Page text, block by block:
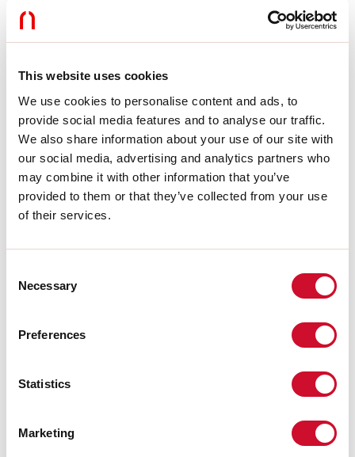
This website uses cookies
We use cookies to personalise content and ads, to
provide social media features and to analyse our traffic.
We also share information about your use of our site with
our social media, advertising and analytics partners who
may combine it with other information that you’ve
provided to them or that they’ve collected from your use
of their services.
Selection
Necessary
Preferences
Statistics
Marketing
CERTIFICATIES CE
BIM
TECHNISCHE FICHE
Conformiteit
Gecertificeerd apparaat in een RISICOVRIJE GROEP, in
overeenstemming met de normen CEI EN 62471:2010-01, IEC TR